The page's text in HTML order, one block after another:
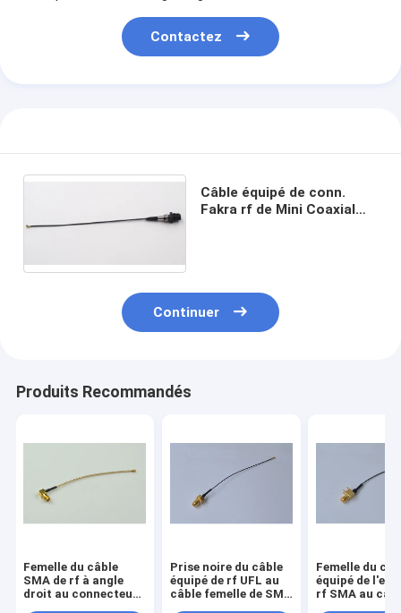
Contactez
Câble équipé de conn.
Fakra rf de Mini Coaxial
Continuer
Produits Recommandés
Femelle du câble
SMA de rf à angle
droit au connecteur
Prise noire du câble
équipé de rf UFL au
câble femelle de SMA
Femelle du
équipé de
rf SMA au